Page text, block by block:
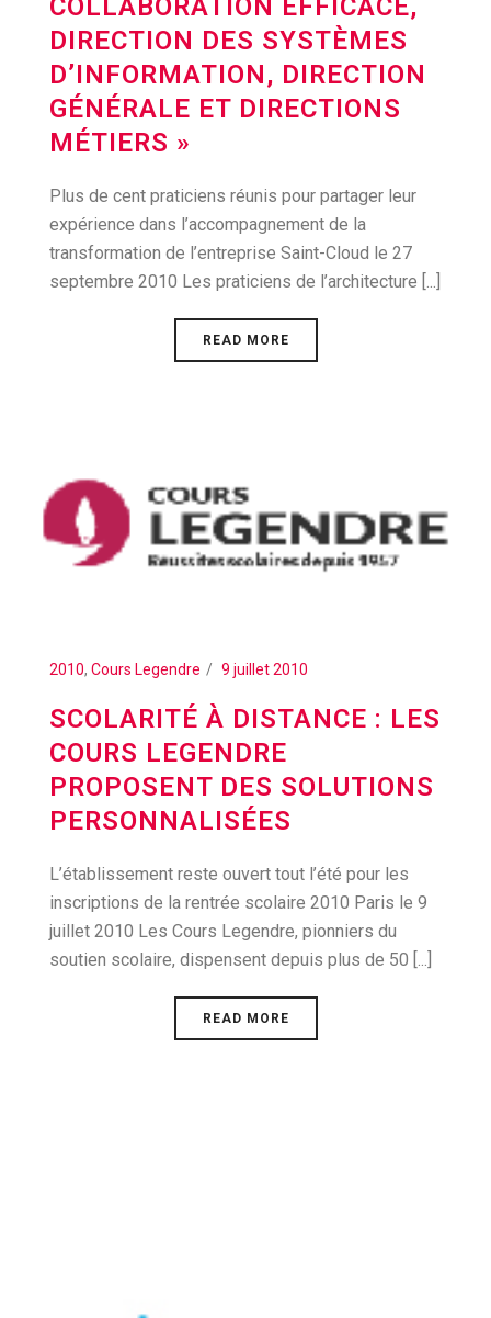
COLLABORATION EFFICACE,
DIRECTION DES SYSTÈMES
D’INFORMATION, DIRECTION
GÉNÉRALE ET DIRECTIONS
MÉTIERS »
Plus de cent praticiens réunis pour partager leur
expérience dans l’accompagnement de la
transformation de l’entreprise Saint-Cloud le 27
septembre 2010 Les praticiens de l’architecture [...]
READ MORE
2010, Cours Legendre 9 juillet 2010
SCOLARITÉ À DISTANCE : LES
COURS LEGENDRE
PROPOSENT DES SOLUTIONS
PERSONNALISÉES
L’établissement reste ouvert tout l’été pour les
inscriptions de la rentrée scolaire 2010 Paris le 9
juillet 2010 Les Cours Legendre, pionniers du
soutien scolaire, dispensent depuis plus de 50 [...]
READ MORE